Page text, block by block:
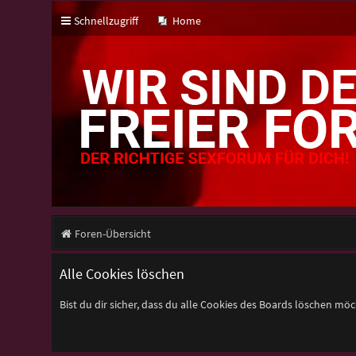
Schnellzugriff Home
Foren-Übersicht
Alle Cookies löschen
Bist du dir sicher, dass du alle Cookies des Boards löschen